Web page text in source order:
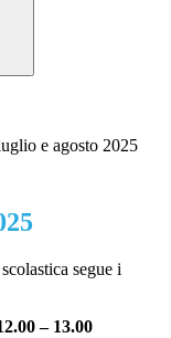
e agosto 2025
segue i
– 13.00